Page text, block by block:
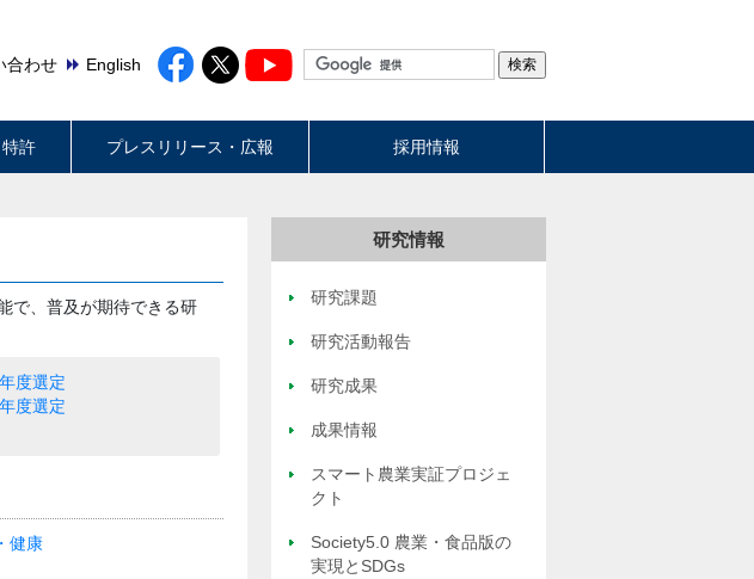
合わせ English
許 プレスリリース・広報 採用情報
で、普及が期待できる研
度選定
度選定
健康
研究情報
研究課題
研究活動報告
研究成果
成果情報
スマート農業実証プロジェ
クト
Society5.0 農業・食品版の
実現とSDGs